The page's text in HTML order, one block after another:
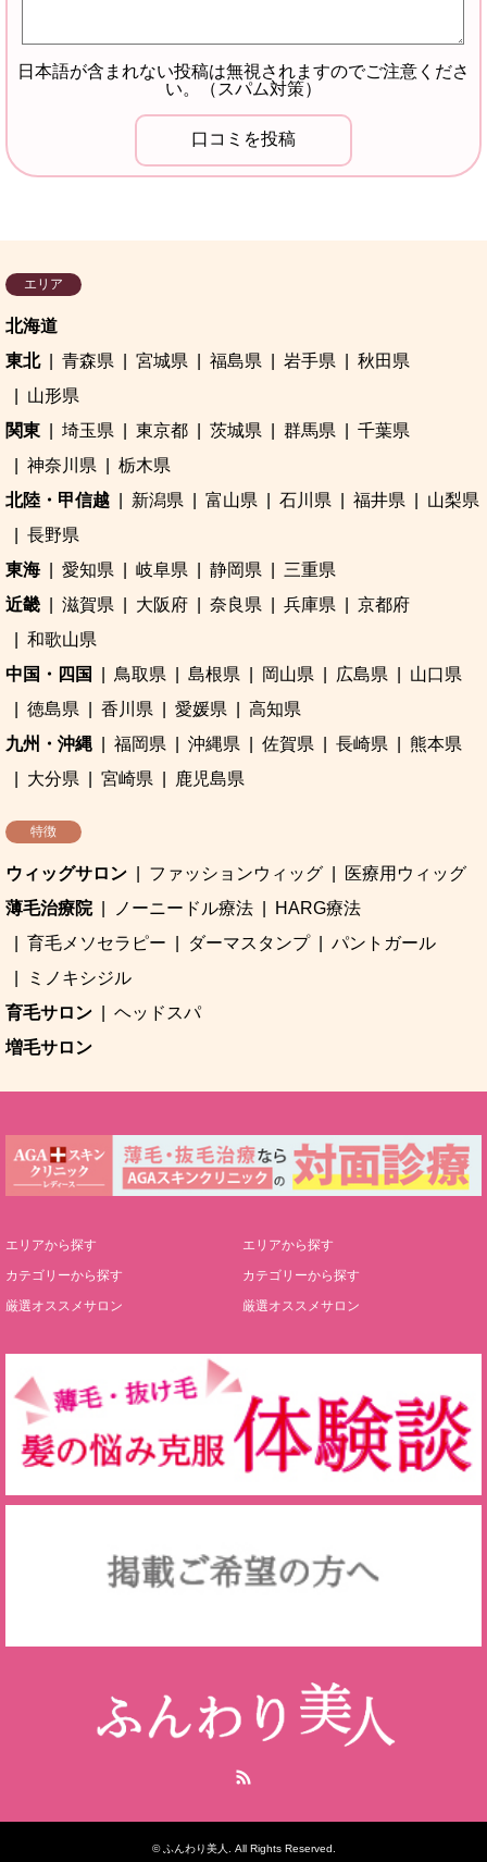
日本語が含まれない投稿は無視されますのでご注意くださ
い。（スパム対策）
エリア
北海道
東北
青森県 宮城県 福島県 岩手県
秋田県
山形県
関東
埼玉県 東京都 茨城県 群馬県
千葉県
神奈川県
栃木県
北陸・甲信越
新潟県 富山県 石川県 福井県
山梨県
長野県
東海
愛知県 岐阜県 静岡県
三重県
近畿
滋賀県 大阪府 奈良県 兵庫県
京都府
和歌山県
中国・四国
鳥取県 島根県 岡山県 広島県
山口県
徳島県
香川県 愛媛県
高知県
九州・沖縄
福岡県 沖縄県 佐賀県 長崎県
熊本県
大分県
宮崎県 鹿児島県
特徴
ウィッグサロン ファッションウィッグ
医療用ウィッグ
薄毛治療院
ノーニードル療法
HARG療法
育毛メソセラピー
ダーマスタンプ
パントガール
ミノキシジル
育毛サロン
ヘッドスパ
増毛サロン
エリアから探す
カテゴリーから探す
厳選オススメサロン
エリアから探す
カテゴリーから探す
厳選オススメサロン
© ふんわり美人 . All Rights Reserved.